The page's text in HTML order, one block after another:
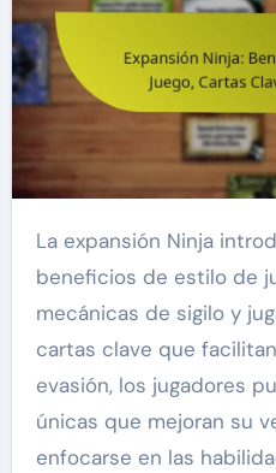
La expansión Ninja introduce emocionantes
beneficios de estilo de
mecánicas de sigilo y
cartas clave que
evasión, los jugadores
únicas que mejoran su
enfocarse en las